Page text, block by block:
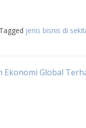
Tagged jenis bisnis di
Ekonomi Global